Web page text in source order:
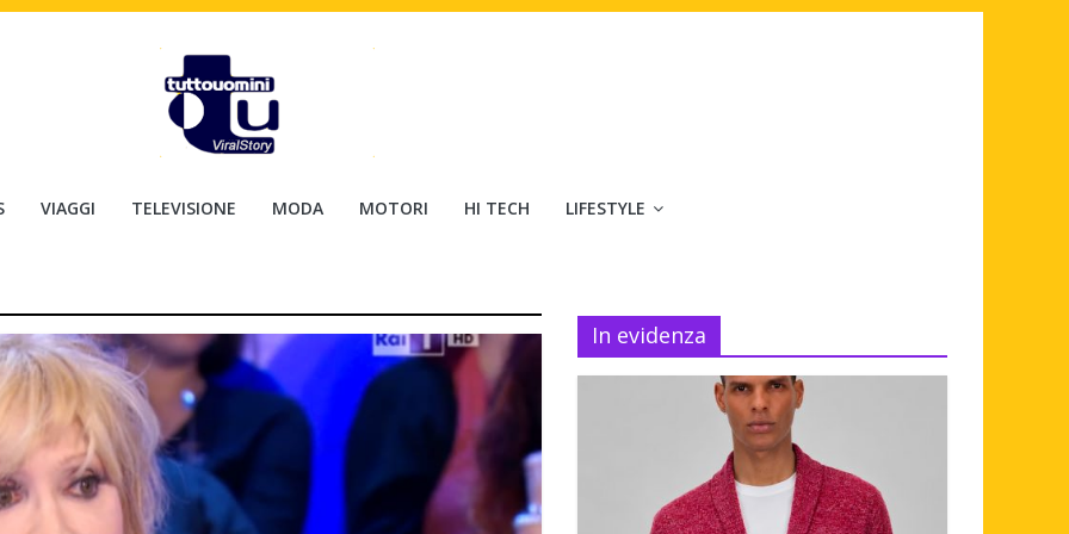
VIAGGI TELEVISIONE MODA MOTORI HI TECH LIFESTYLE
In evidenza